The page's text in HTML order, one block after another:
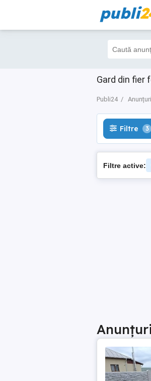
publi
Gard din fier
Publi24 Anunțuri
Filtre 3
Filtre 3
Filtre active:
Anunțuri